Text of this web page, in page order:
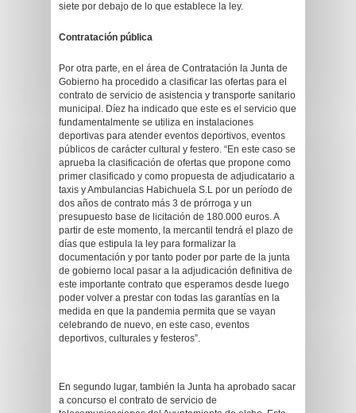
siete por debajo de lo que establece la ley.
Contratación pública
Por otra parte, en el área de Contratación la Junta de
Gobierno ha procedido a clasificar las ofertas para el
contrato de servicio de asistencia y transporte sanitario
municipal. Díez ha indicado que este es el servicio que
fundamentalmente se utiliza en instalaciones
deportivas para atender eventos deportivos, eventos
públicos de carácter cultural y festero. “En este caso se
aprueba la clasificación de ofertas que propone como
primer clasificado y como propuesta de adjudicatario a
taxis y Ambulancias Habichuela S.L por un período de
dos años de contrato más 3 de prórroga y un
presupuesto base de licitación de 180.000 euros. A
partir de este momento, la mercantil tendrá el plazo de
días que estipula la ley para formalizar la
documentación y por tanto poder por parte de la junta
de gobierno local pasar a la adjudicación definitiva de
este importante contrato que esperamos desde luego
poder volver a prestar con todas las garantías en la
medida en que la pandemia permita que se vayan
celebrando de nuevo, en este caso, eventos
deportivos, culturales y festeros”.
En segundo lugar, también la Junta ha aprobado sacar
a concurso el contrato de servicio de